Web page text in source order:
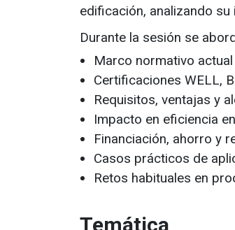
edificación, analizando
Durante la sesión se
Marco normativo
Certificaciones WELL,
Requisitos, ventajas y
Impacto en eficiencia
Financiación, ahorro y
Casos prácticos de
Retos habituales en
Temática